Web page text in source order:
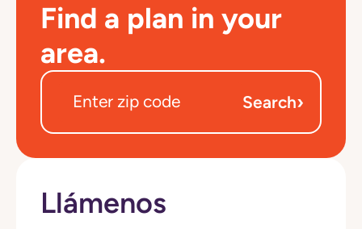
Find a plan in your
area.
Search›
Llámenos